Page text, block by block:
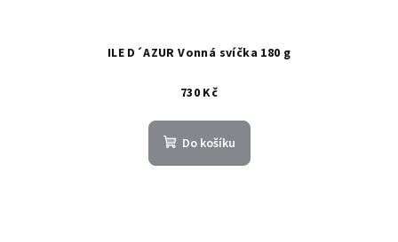
ILE D´AZUR Vonná svíčka 180 g
730 Kč
Do košíku